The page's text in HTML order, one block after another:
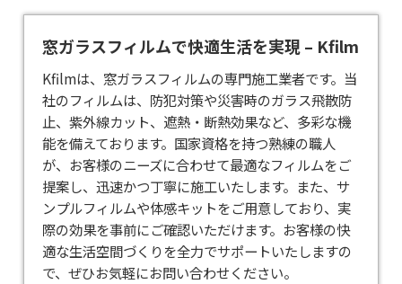
窓ガラスフィルムで快適生活を実現 – Kfilm
Kfilmは、 窓ガラスフィルムの専門施工業者です。​当
社のフィルムは、防犯対策や災害時のガラス飛散防
止、紫外線カット、遮熱・断熱効果など、多彩な機
能を備えております。​国家資格を持つ熟練の職人
が、お客様のニーズに合わせて最適なフィルムをご
提案し、迅速かつ丁寧に施工いたします。​また、サ
ンプルフィルムや体感キットをご用意しており、実
際の効果を事前にご確認いただけます。​お客様の快
適な生活空間づくりを全力でサポートいたしますの
で、ぜひお気軽にお問い合わせください。